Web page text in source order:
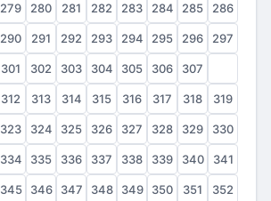
279 280 281 282 283 284 285 286
290 291 292 293 294 295 296 297
301 302 303 304 305 306 307
312 313 314 315 316 317 318 319
323 324 325 326 327 328 329 330
334 335 336 337 338 339 340 341
345 346 347 348 349 350 351 352